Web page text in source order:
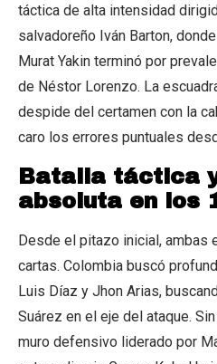
táctica de alta intensidad
salvadoreño Iván Barton,
Murat Yakin terminó por
de Néstor Lorenzo. La
despide del certamen con la
caro los errores puntuales
Batalla táctica
absoluta en los
Desde el pitazo inicial, ambas
cartas. Colombia buscó
Luis Díaz y Jhon Arias,
Suárez en el eje del ataque.
muro defensivo liderado por